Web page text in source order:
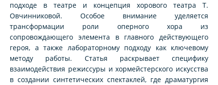
подходе в театре и концепция хорового театра Т.
Овчинниковой. Особое внимание уделяется
трансформации роли оперного хора из
сопровождающего элемента в главного действующего
героя, а также лабораторному подходу как ключевому
методу работы. Статья раскрывает специфику
взаимодействия режиссуры и хормейстерского искусства
в создании синтетических спектаклей, где драматургия